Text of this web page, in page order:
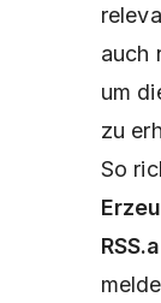
auch
um
zu
So